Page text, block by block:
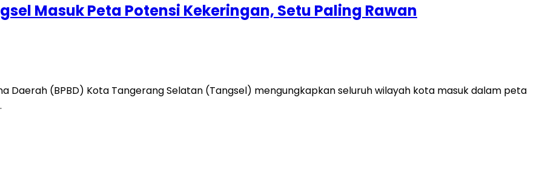
Masuk Peta Potensi Kekeringan, Setu Paling Rawan
Daerah (BPBD) Kota Tangerang Selatan (Tangsel) mengungkapkan seluruh wilayah kota masuk dalam peta